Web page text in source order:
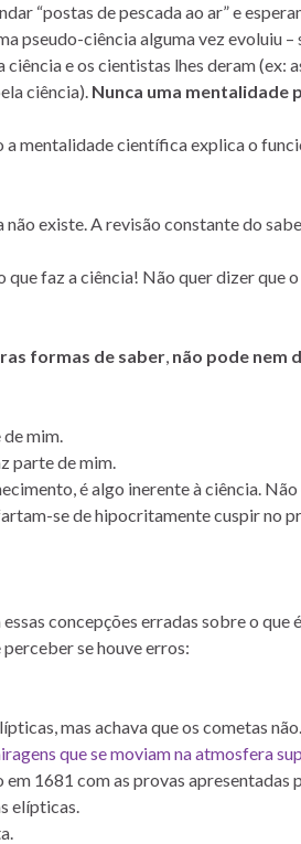
“postas de pescada ao ar” e
pseudo-ciência alguma vez evoluiu –
e os cientistas lhes deram (ex:
ciência). Nunca uma mentalidade
mentalidade científica explica o
existe. A revisão constante do
faz a ciência! Não quer dizer que
formas de saber, não pode nem
de mim.
parte de mim.
é algo inerente à ciência.
se de hipocritamente cuspir no
concepções erradas sobre o que
perceber se houve erros:
mas achava que os cometas não.
que se moviam na atmosfera
1681 com as provas apresentadas
elípticas.